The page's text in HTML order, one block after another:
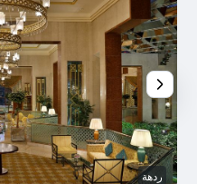
ردهة